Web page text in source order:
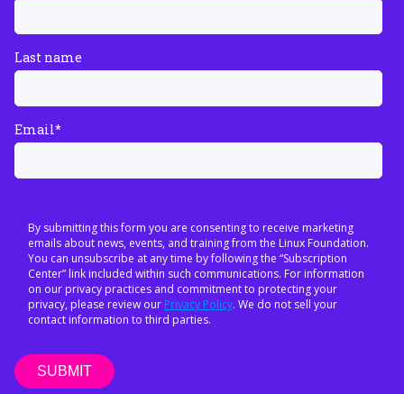
Last name
Email*
By submitting this form you are consenting to receive marketing
emails about news, events, and training from the Linux Foundation.
You can unsubscribe at any time by following the “Subscription
Center” link included within such communications. For information
on our privacy practices and commitment to protecting your
privacy, please review our Privacy Policy. We do not sell your
contact information to third parties.